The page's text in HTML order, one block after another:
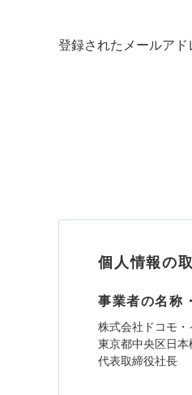
登録されたメールアド
個人情報の
事業者の名称
株式会社ドコモ・
東京都中央区日
代表取締役社